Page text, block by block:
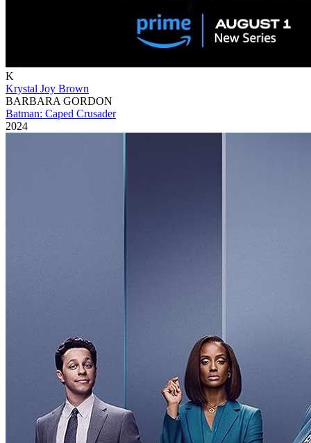
K
Krystal Joy Brown
BARBARA GORDON
Batman: Caped Crusader
2024